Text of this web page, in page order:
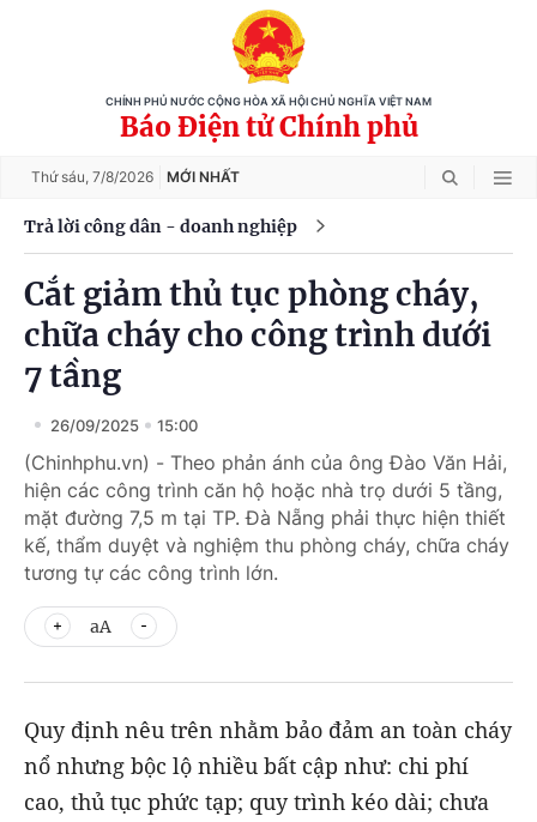
CHÍNH PHỦ NƯỚC CỘNG HÒA XÃ HỘI CHỦ NGHĨA VIỆT NAM
Báo Điện tử Chính phủ
Thứ sáu, 7/8/2026 MỚI NHẤT
Trả lời công dân - doanh nghiệp
Cắt giảm thủ tục phòng cháy,
chữa cháy cho công trình dưới
7 tầng
26/09/2025 15:00
(Chinhphu.vn) - Theo phản ánh của ông Đào Văn Hải,
hiện các công trình căn hộ hoặc nhà trọ dưới 5 tầng,
mặt đường 7,5 m tại TP. Đà Nẵng phải thực hiện thiết
kế, thẩm duyệt và nghiệm thu phòng cháy, chữa cháy
tương tự các công trình lớn.
aA
Quy định nêu trên nhằm bảo đảm an toàn cháy
nổ nhưng bộc lộ nhiều bất cập như: chi phí
cao, thủ tục phức tạp; quy trình kéo dài; chưa